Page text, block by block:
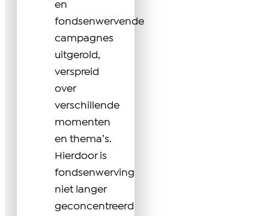
en
fondsenwervende
campagnes
uitgerold,
verspreid
over
verschillende
momenten
en thema’s.
Hierdoor is
fondsenwerving
niet langer
geconcentreerd